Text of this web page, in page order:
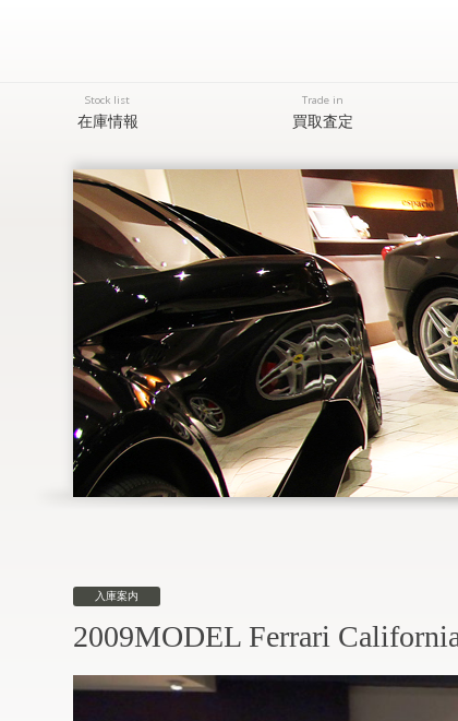
Stock list
在庫情報
Trade in
買取査定
入庫案内
2009MODEL Ferrari